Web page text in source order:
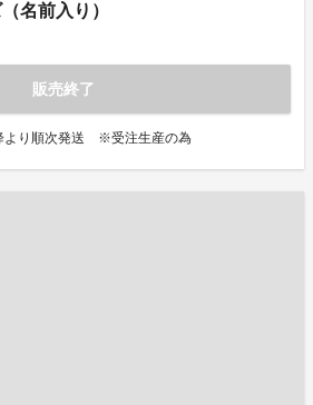
名前入り）
販売終了
より順次発送 ※受注生産の為